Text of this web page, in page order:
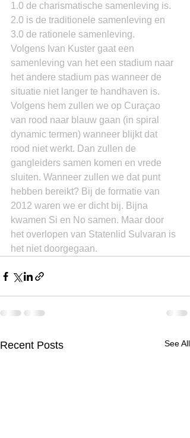
1.0 de charismatische samenleving is.
2.0 is de traditionele samenleving en
3.0 de rationele samenleving.
Volgens Ivan Kuster gaat een
samenleving van het een stadium naar
het andere stadium pas wanneer de
situatie niet langer te handhaven is.
Volgens hem zullen we op Curaçao
van rood naar blauw gaan (in spiral
dynamic termen) wanneer blijkt dat
rood niet werkt. Dan zullen de
gangleiders samen komen en vrede
sluiten. Wanneer zullen we dat punt
hebben bereikt? Bij de formatie van
2012 waren we er dicht bij. Bijna
kwamen Si en No samen. Maar door
het overlopen van Statenlid Sulvaran is
het niet doorgegaan.
Recent Posts See All